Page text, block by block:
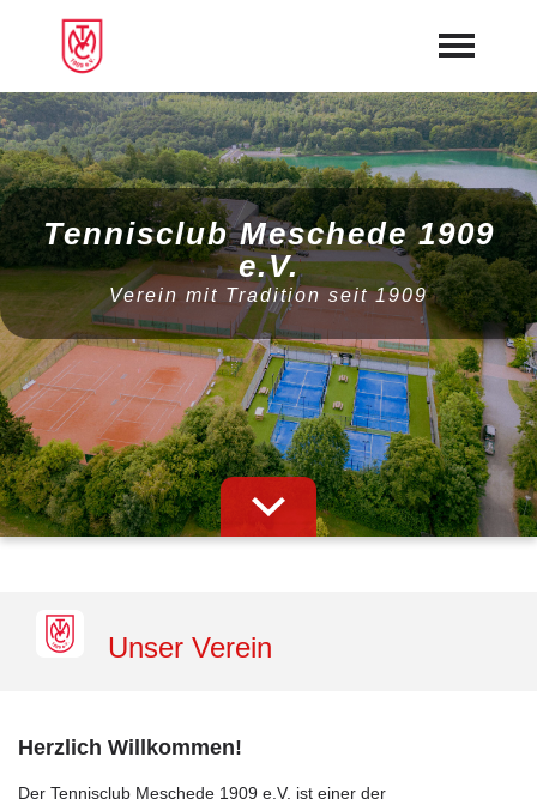
Startseite
Aktuelles
Online-Platzbuchung
Webcam
Mannschaften
Galerie
Tennishalle
Vorstand
Sponsoren
Tennisclub Meschede 1909
e.V.
Verein mit Tradition seit 1909
Unser Verein
Herzlich Willkommen!
Der Tennisclub Meschede 1909 e.V. ist einer der